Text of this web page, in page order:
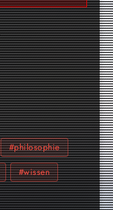
#philosophie
#wissen